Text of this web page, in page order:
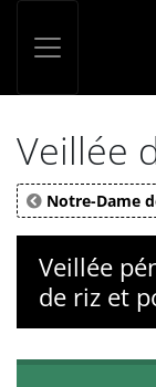
Veillée
Notre-Dame
Veillée
de riz et
Panneau de